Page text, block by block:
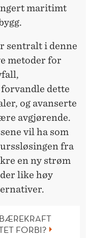
maritimt
sentralt i denne
metoder for
dette
og avanserte
avgjørende.
vil ha som
fra
en ny strøm
like høy
FORBI?